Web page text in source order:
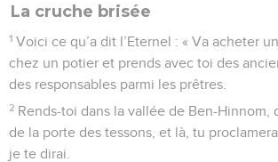
La cruche brisée
1 Voici ce qu’a dit l’Eternel : « Va acheter
chez un potier et prends avec toi des
des responsables parmi les prêtres.
2 Rends-toi dans la vallée de Ben-Hinnom,
de la porte des tessons, et là, tu
je te dirai.